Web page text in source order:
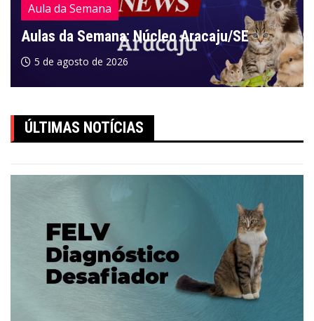
Aula da Semana
Aulas da Semana: Núcleo Aracaju/SE
5 de agosto de 2026
ÚLTIMAS NOTÍCIAS